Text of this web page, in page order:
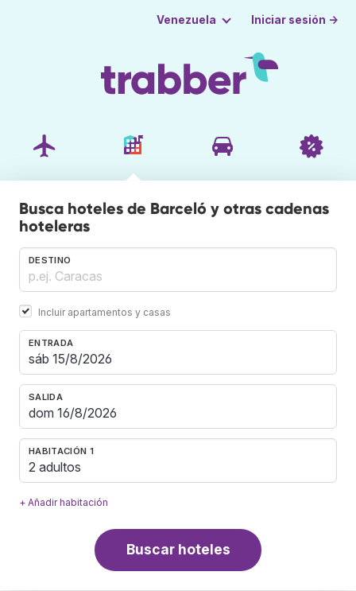
Venezuela Iniciar sesión →
Busca hoteles de Barceló y otras cadenas
hoteleras
DESTINO
Incluir apartamentos y casas
ENTRADA
SALIDA
HABITACIÓN 1
2 adultos
+ Añadir habitación
Buscar hoteles